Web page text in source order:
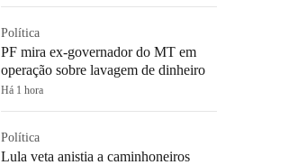
Política
PF mira ex-governador do MT em
operação sobre lavagem de dinheiro
Há 1 hora
Política
Lula veta anistia a caminhoneiros